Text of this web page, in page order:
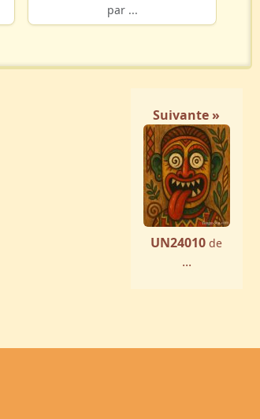
par ...
Suivante »
UN24010 de
...